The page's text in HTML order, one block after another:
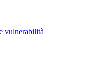
vulnerabilità